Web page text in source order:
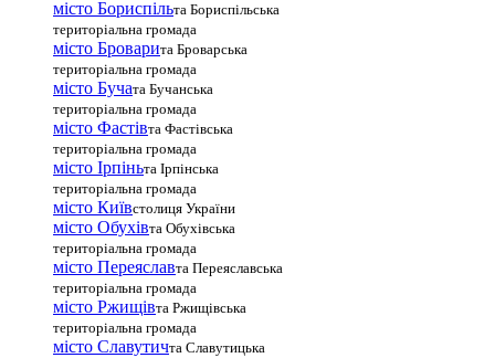
місто Бориспільта Бориспільська
територіальна громада
місто Броварита Броварська
територіальна громада
місто Бучата Бучанська
територіальна громада
місто Фастівта Фастівська
територіальна громада
місто Ірпіньта Ірпінська
територіальна громада
місто Київстолиця України
місто Обухівта Обухівська
територіальна громада
місто Переяславта Переяславська
територіальна громада
місто Ржищівта Ржищівська
територіальна громада
місто Славутичта Славутицька